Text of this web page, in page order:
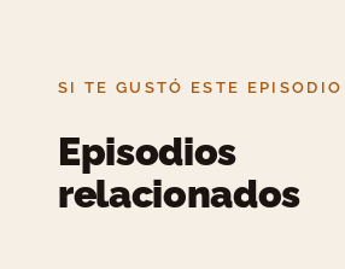
SI TE GUSTÓ ESTE EPISODIO
Episodios
relacionados